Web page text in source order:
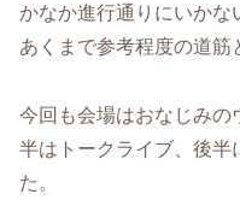
かなか進行通りにいかな
あくまで参考程度の道筋
今回も会場はおなじみの
半はトークライブ、後半
た。